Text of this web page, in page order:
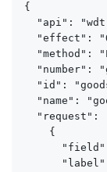
{
"api":
"effect":
"method":
"number":
"id":
"name":
  "request": [
    {